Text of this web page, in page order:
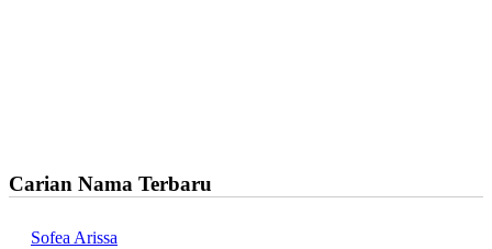
Carian Nama Terbaru
Sofea Arissa